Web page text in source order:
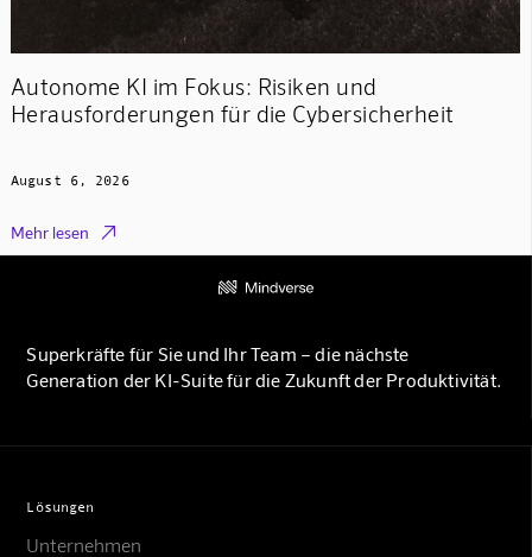
Autonome KI im Fokus: Risiken und
Herausforderungen für die Cybersicherheit
August 6, 2026
Mehr lesen 
Superkräfte für Sie und Ihr Team – die nächste
Generation der KI-Suite für die Zukunft der Produktivität.
Lösungen
Unternehmen